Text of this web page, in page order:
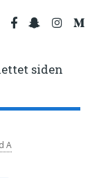
siden
A